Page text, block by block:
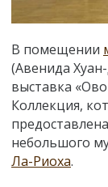
В помещении
(Авенида
выставка
Коллекция,
небольшого
Ла-Риоха.